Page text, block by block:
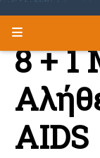
8 + 1
AIDS